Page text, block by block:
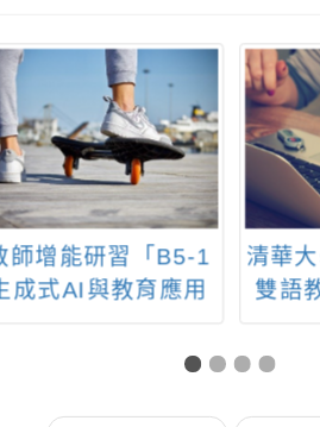
師增能研習「B5-1
成式AI與教育應用
清華
雙語